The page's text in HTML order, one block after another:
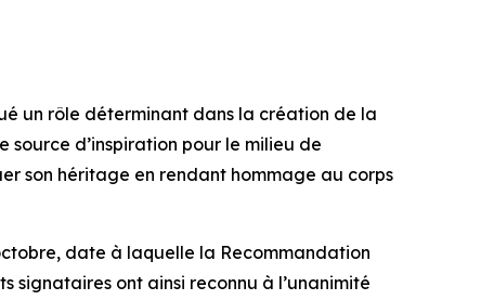
un rôle déterminant dans la création de la
source d’inspiration pour le milieu de
son héritage en rendant hommage au corps
date à laquelle la Recommandation
signataires ont ainsi reconnu à l’unanimité